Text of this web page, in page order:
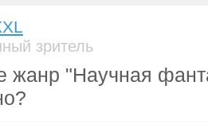
зритель
жанр "Научная